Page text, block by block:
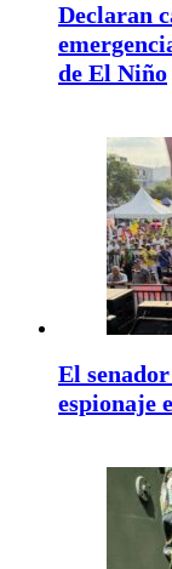
Declaran
de El Niño
El
espionaje